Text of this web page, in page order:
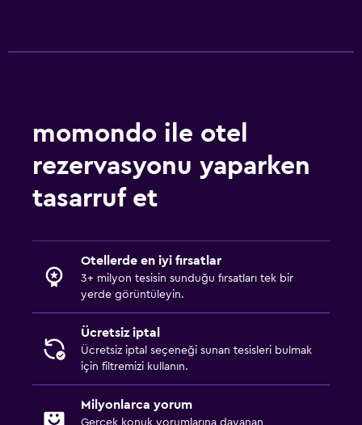
momondo ile otel
rezervasyonu yaparken
tasarruf et
Otellerde en iyi fırsatlar
3+ milyon tesisin sunduğu fırsatları tek bir
yerde görüntüleyin.
Ücretsiz iptal
Ücretsiz iptal seçeneği sunan tesisleri bulmak
için filtremizi kullanın.
Milyonlarca yorum
Gerçek konuk yorumlarına dayanan